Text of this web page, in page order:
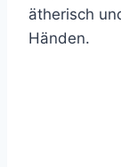
ätherisch
Händen.